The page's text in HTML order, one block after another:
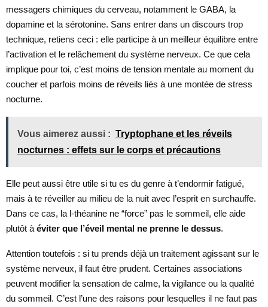
messagers chimiques du cerveau, notamment le GABA, la
dopamine et la sérotonine. Sans entrer dans un discours trop
technique, retiens ceci : elle participe à un meilleur équilibre entre
l’activation et le relâchement du système nerveux. Ce que cela
implique pour toi, c’est moins de tension mentale au moment du
coucher et parfois moins de réveils liés à une montée de stress
nocturne.
Vous aimerez aussi : Tryptophane et les réveils
nocturnes : effets sur le corps et précautions
Elle peut aussi être utile si tu es du genre à t’endormir fatigué,
mais à te réveiller au milieu de la nuit avec l’esprit en surchauffe.
Dans ce cas, la l-théanine ne “force” pas le sommeil, elle aide
plutôt à éviter que l’éveil mental ne prenne le dessus.
Attention toutefois : si tu prends déjà un traitement agissant sur le
système nerveux, il faut être prudent. Certaines associations
peuvent modifier la sensation de calme, la vigilance ou la qualité
du sommeil. C’est l’une des raisons pour lesquelles il ne faut pas